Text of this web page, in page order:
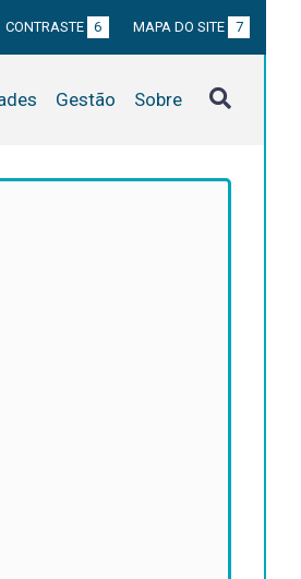
CONTRASTE 6 MAPA DO SITE 7
Gestão Sobre